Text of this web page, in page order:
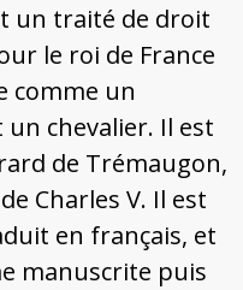
un traité de droit
le roi de France
comme un
chevalier. Il est
de Trémaugon,
Charles V. Il est
en français, et
manuscrite puis